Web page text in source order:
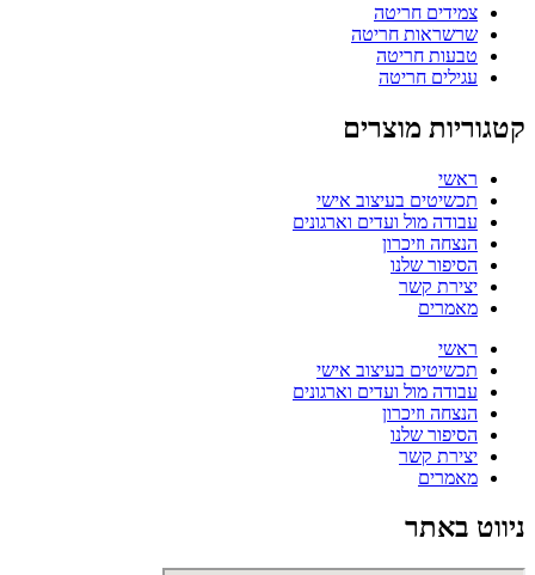
צמידים חריטה
שרשראות חריטה
טבעות חריטה
עגילים חריטה
קטגוריות מוצרים
ראשי
תכשיטים בעיצוב אישי
עבודה מול ועדים וארגונים
הנצחה וזיכרון
הסיפור שלנו
יצירת קשר
מאמרים
ראשי
תכשיטים בעיצוב אישי
עבודה מול ועדים וארגונים
הנצחה וזיכרון
הסיפור שלנו
יצירת קשר
מאמרים
ניווט באתר